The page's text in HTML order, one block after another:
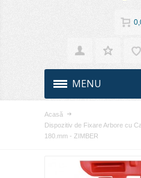
MENU
Acasă
Dispozitiv de Fixare Arbore cu
180.mm - ZIMBER